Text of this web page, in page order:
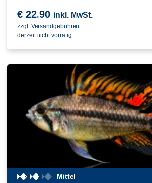
€ 22,90 inkl. MwSt.
zzgl. Versandgebühren
derzeit nicht vorrätig
Mittel